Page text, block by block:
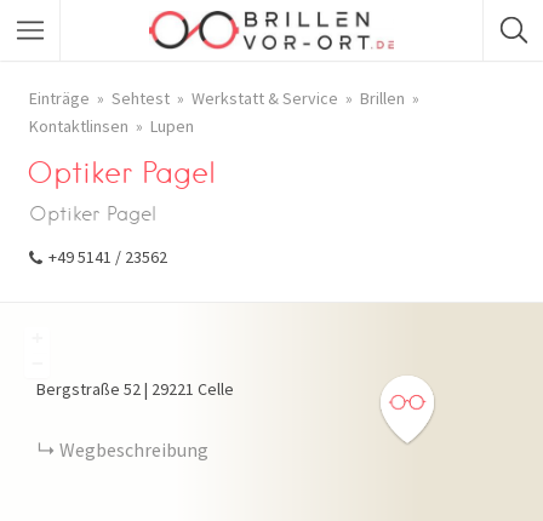
Einträge Sehtest Werkstatt & Service
Brillen
Kontaktlinsen
Lupen
Optiker Pagel
Optiker Pagel
+49 5141 / 23562
Bergstraße 52| 29221 Celle
Wegbeschreibung